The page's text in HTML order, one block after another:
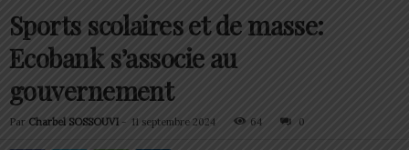
Sports scolaires et de masse:
Ecobank s’associe au
gouvernement
Par Charbel SOSSOUVI - 11 septembre 2024 64 0